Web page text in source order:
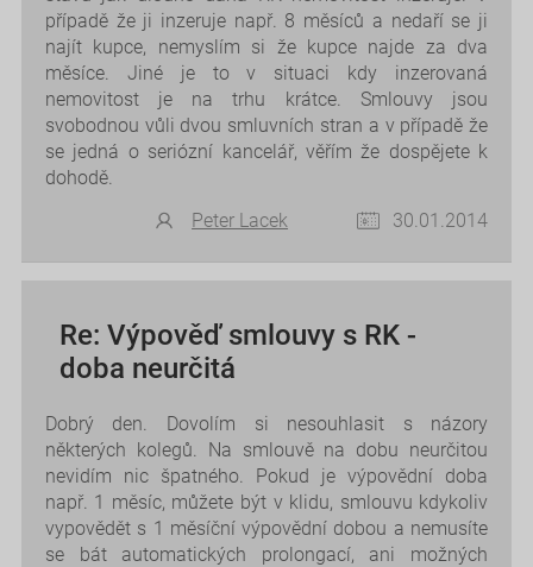
případě že ji inzeruje např. 8 měsíců a nedaří se ji
najít kupce, nemyslím si že kupce najde za dva
měsíce. Jiné je to v situaci kdy inzerovaná
nemovitost je na trhu krátce. Smlouvy jsou
svobodnou vůli dvou smluvních stran a v případě že
se jedná o seriózní kancelář, věřím že dospějete k
dohodě.
Peter Lacek
30.01.2014
Re: Výpověď smlouvy s RK -
doba neurčitá
Dobrý den. Dovolím si nesouhlasit s názory
některých kolegů. Na smlouvě na dobu neurčitou
nevidím nic špatného. Pokud je výpovědní doba
např. 1 měsíc, můžete být v klidu, smlouvu kdykoliv
vypovědět s 1 měsíční výpovědní dobou a nemusíte
se bát automatických prolongací, ani možných